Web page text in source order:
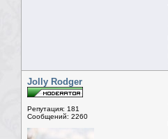
Jolly Rodger
Репутация: 181
Сообщений: 2260